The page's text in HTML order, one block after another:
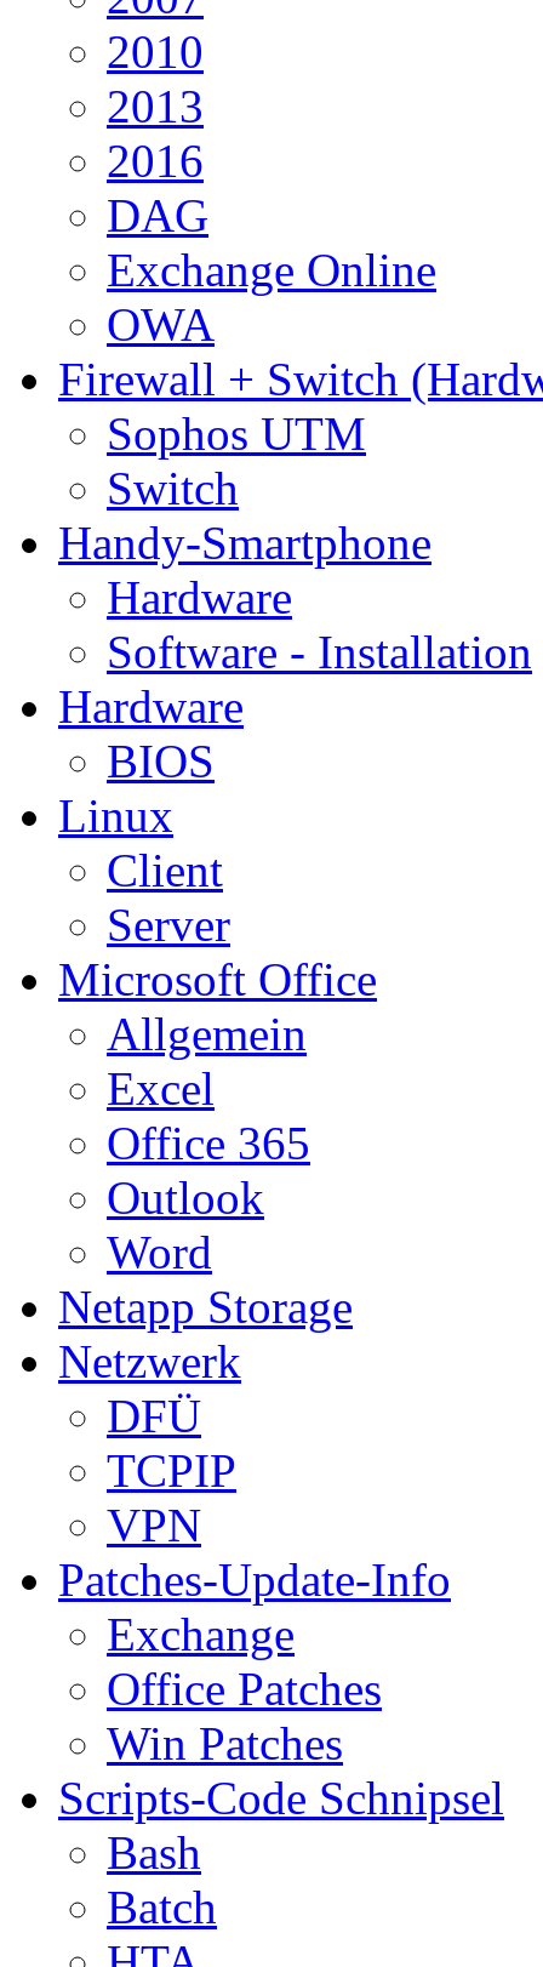
2010
2013
2016
DAG
Exchange Online
OWA
Firewall + Switch
Sophos UTM
Switch
Handy-Smartphone
Hardware
Software - Installation
Hardware
BIOS
Linux
Client
Server
Microsoft Office
Allgemein
Excel
Office 365
Outlook
Word
Netapp Storage
Netzwerk
DFÜ
TCPIP
VPN
Patches-Update-Info
Exchange
Office Patches
Win Patches
Scripts-Code Schnipsel
Bash
Batch